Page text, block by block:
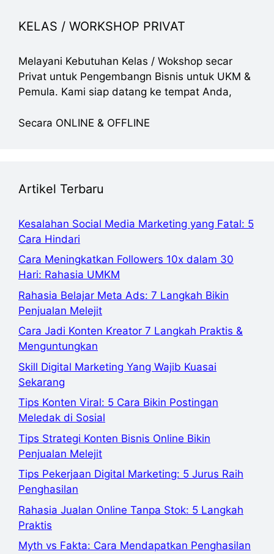
KELAS / WORKSHOP PRIVAT
Melayani Kebutuhan Kelas / Wokshop secar
Privat untuk Pengembangn Bisnis untuk UKM &
Pemula. Kami siap datang ke tempat Anda,
Secara ONLINE & OFFLINE
Artikel Terbaru
Kesalahan Social Media Marketing yang Fatal: 5
Cara Hindari
Cara Meningkatkan Followers 10x dalam 30
Hari: Rahasia UMKM
Rahasia Belajar Meta Ads: 7 Langkah Bikin
Penjualan Melejit
Cara Jadi Konten Kreator 7 Langkah Praktis &
Menguntungkan
Skill Digital Marketing Yang Wajib Kuasai
Sekarang
Tips Konten Viral: 5 Cara Bikin Postingan
Meledak di Sosial
Tips Strategi Konten Bisnis Online Bikin
Penjualan Melejit
Tips Pekerjaan Digital Marketing: 5 Jurus Raih
Penghasilan
Rahasia Jualan Online Tanpa Stok: 5 Langkah
Praktis
Myth vs Fakta: Cara Mendapatkan Penghasilan